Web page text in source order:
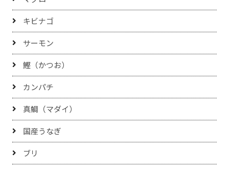
キビナゴ
サーモン
鰹（かつお）
カンパチ
真鯛（マダイ）
国産うなぎ
ブリ